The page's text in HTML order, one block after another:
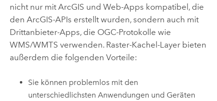
nicht nur mit ArcGIS und Web-Apps kompatibel, die
den ArcGIS-APIs erstellt wurden, sondern auch mit
Drittanbieter-Apps, die OGC-Protokolle wie
WMS/WMTS verwenden. Raster-Kachel-Layer bieten
außerdem die folgenden Vorteile:
Sie können problemlos mit den
unterschiedlichsten Anwendungen und Geräten